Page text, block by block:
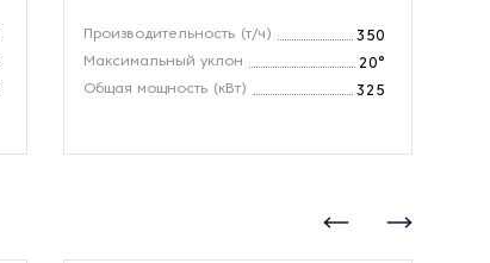
Производительность (т/ч)
350
Максимальный уклон
20°
Общая мощность (кВт)
325